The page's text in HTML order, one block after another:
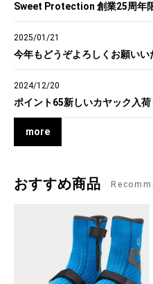
Sweet Protection 創業25周年
2025/01/21
今年もどうぞよろしくお願いい
2024/12/20
ポイント65新しいカヤック入荷
more
おすすめ商品